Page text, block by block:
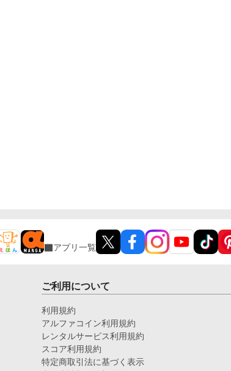
アプリ一覧
ご利用について
利用規約
アルファコイン利用規約
レンタルサービス利用規約
スコア利用規約
特定商取引法に基づく表示